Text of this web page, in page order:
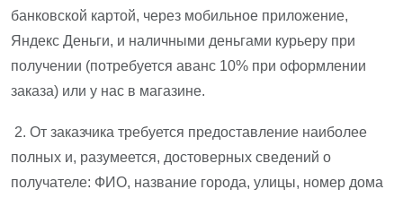
банковской картой, через мобильное приложение,
Яндекс Деньги, и наличными деньгами курьеру при
получении (потребуется аванс 10% при оформлении
заказа) или у нас в магазине.
2. От заказчика требуется предоставление наиболее
полных и, разумеется, достоверных сведений о
получателе: ФИО, название города, улицы, номер дома